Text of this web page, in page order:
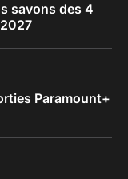
savons des 4
Paramount+